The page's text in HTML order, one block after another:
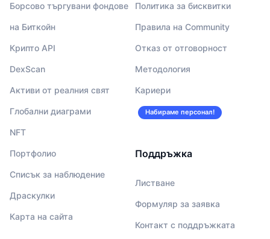
Борсово търгувани фондове
на Биткойн
Крипто API
DexScan
Активи от реалния свят
Глобални диаграми
NFT
Портфолио
Списък за наблюдение
Драскулки
Карта на сайта
Политика за бисквитки
Правила на Community
Отказ от отговорност
Методология
Кариери
Набираме персонал!
Поддръжка
Листване
Формуляр за заявка
Контакт с поддръжката